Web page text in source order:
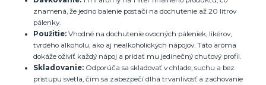
znamená, že jedno balenie postačí na dochutenie až 20 litrov
pálenky.
Použitie: Vhodné na dochutenie ovocných páleniek, likérov,
tvrdého alkoholu, ako aj nealkoholických nápojov. Táto aróma
dokáže oživiť každý nápoj a pridať mu jedinečný chuťový profil.
Skladovanie: Odporúča sa skladovať v chlade, suchu a bez
prístupu svetla, čím sa zabezpečí dlhá trvanlivosť a zachovanie